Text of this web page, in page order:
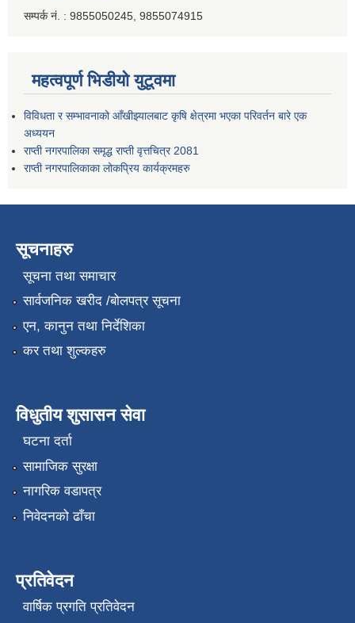
सम्पर्क नं. : 9855050245, 9855074915
महत्वपूर्ण भिडीयो युटूवमा
विविधता र सम्भावनाको आँखीझ्यालबाट कृषि क्षेत्रमा भएका परिवर्तन बारे एक
अध्ययन
राप्ती नगरपालिका समृद्ध राप्ती वृत्तचित्र 2081
राप्ती नगरपालिकाका लोकप्रिय कार्यक्रमहरु
सूचनाहरु
सूचना तथा समाचार
सार्वजनिक खरीद /बोलपत्र सूचना
एन, कानुन तथा निर्देशिका
कर तथा शुल्कहरु
विधुतीय शुसासन सेवा
घटना दर्ता
सामाजिक सुरक्षा
नागरिक वडापत्र
निवेदनको ढाँचा
प्रतिवेदन
वार्षिक प्रगति प्रतिवेदन